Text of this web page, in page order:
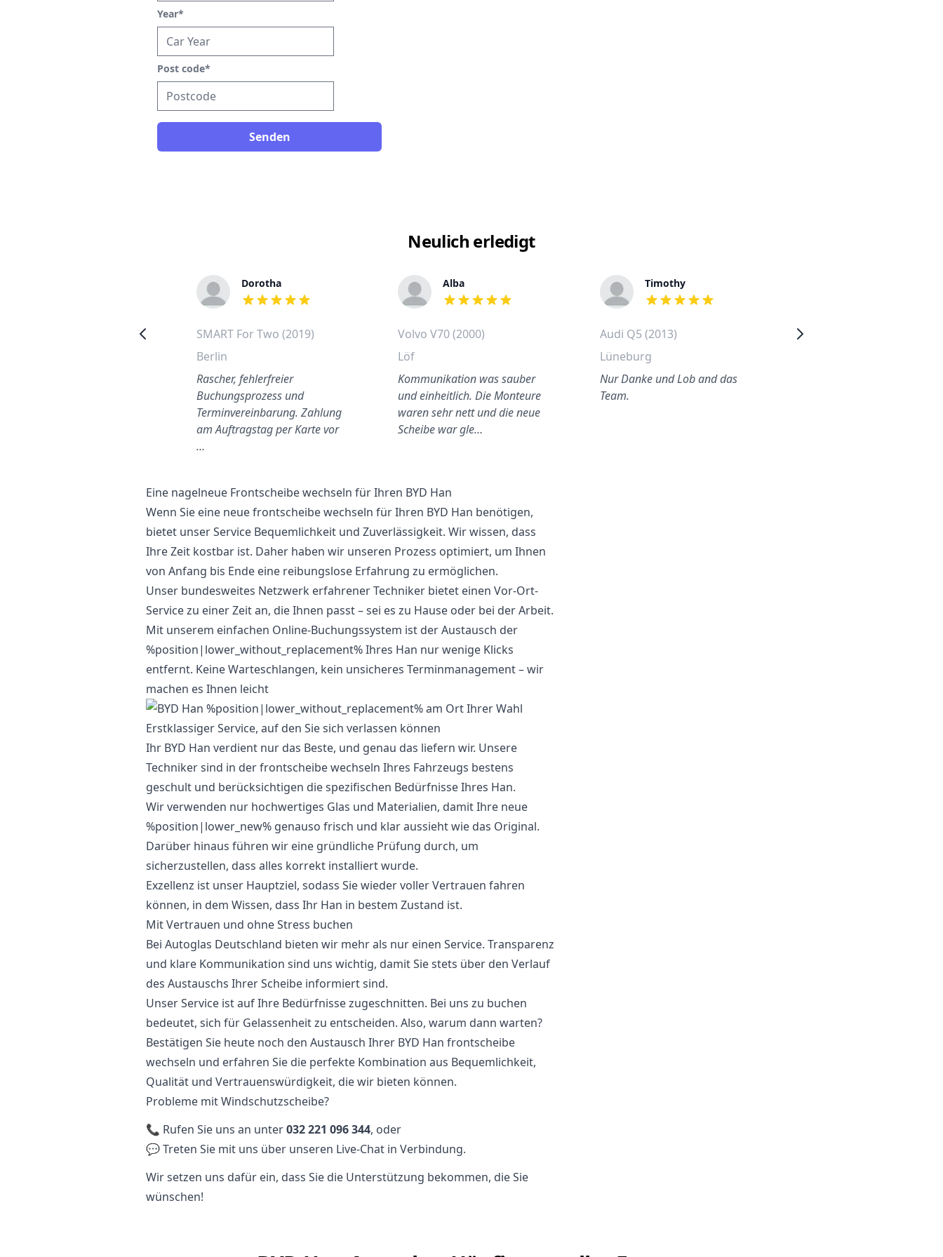
Year*
Post code*
Senden
Neulich erledigt
Dorotha
out of 5 stars
SMART For Two (2019)
Berlin
Rascher, fehlerfreier
Buchungsprozess und
Terminvereinbarung. Zahlung
am Auftragstag per Karte vor
…
Alba
out of 5 stars
Volvo V70 (2000)
Löf
Kommunikation was sauber
und einheitlich. Die Monteure
waren sehr nett und die neue
Scheibe war gle…
Timothy
out of 5 stars
Audi Q5 (2013)
Lüneburg
Nur Danke und Lob and das
Team.
Audi A5 (2023)
Eine nagelneue Frontscheibe wechseln für Ihren BYD Han
Wenn Sie eine neue frontscheibe wechseln für Ihren BYD Han benötigen,
bietet unser Service Bequemlichkeit und Zuverlässigkeit. Wir wissen, dass
Ihre Zeit kostbar ist. Daher haben wir unseren Prozess optimiert, um Ihnen
von Anfang bis Ende eine reibungslose Erfahrung zu ermöglichen.
Unser bundesweites Netzwerk erfahrener Techniker bietet einen Vor-Ort-
Service zu einer Zeit an, die Ihnen passt – sei es zu Hause oder bei der Arbeit.
Mit unserem einfachen Online-Buchungssystem ist der Austausch der
%position|lower_without_replacement% Ihres Han nur wenige Klicks
entfernt. Keine Warteschlangen, kein unsicheres Terminmanagement – wir
machen es Ihnen leicht
Erstklassiger Service, auf den Sie sich verlassen können
Ihr BYD Han verdient nur das Beste, und genau das liefern wir. Unsere
Techniker sind in der frontscheibe wechseln Ihres Fahrzeugs bestens
geschult und berücksichtigen die spezifischen Bedürfnisse Ihres Han.
Wir verwenden nur hochwertiges Glas und Materialien, damit Ihre neue
%position|lower_new% genauso frisch und klar aussieht wie das Original.
Darüber hinaus führen wir eine gründliche Prüfung durch, um
sicherzustellen, dass alles korrekt installiert wurde.
Exzellenz ist unser Hauptziel, sodass Sie wieder voller Vertrauen fahren
können, in dem Wissen, dass Ihr Han in bestem Zustand ist.
Mit Vertrauen und ohne Stress buchen
Bei Autoglas Deutschland bieten wir mehr als nur einen Service. Transparenz
und klare Kommunikation sind uns wichtig, damit Sie stets über den Verlauf
des Austauschs Ihrer Scheibe informiert sind.
Unser Service ist auf Ihre Bedürfnisse zugeschnitten. Bei uns zu buchen
bedeutet, sich für Gelassenheit zu entscheiden. Also, warum dann warten?
Bestätigen Sie heute noch den Austausch Ihrer BYD Han frontscheibe
wechseln und erfahren Sie die perfekte Kombination aus Bequemlichkeit,
Qualität und Vertrauenswürdigkeit, die wir bieten können.
Probleme mit Windschutzscheibe?
📞 Rufen Sie uns an unter032 221 096 344, oder
💬 Treten Sie mit uns über unseren Live-Chat in Verbindung.
Wir setzen uns dafür ein, dass Sie die Unterstützung bekommen, die Sie
wünschen!